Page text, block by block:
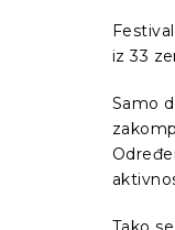
iz 33
Samo